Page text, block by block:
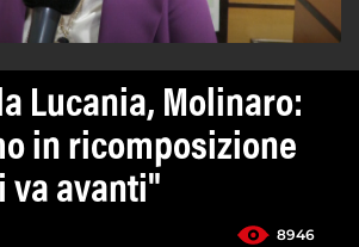
Lucania, Molinaro:
in ricomposizione
va avanti"
8946